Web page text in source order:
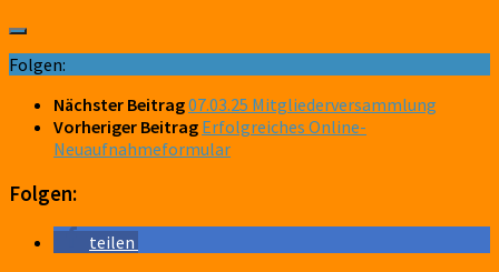
Folgen:
Nächster Beitrag07.03.25 Mitgliederversammlung
Vorheriger Beitrag Erfolgreiches Online-
Neuaufnahmeformular
Folgen:
teilen